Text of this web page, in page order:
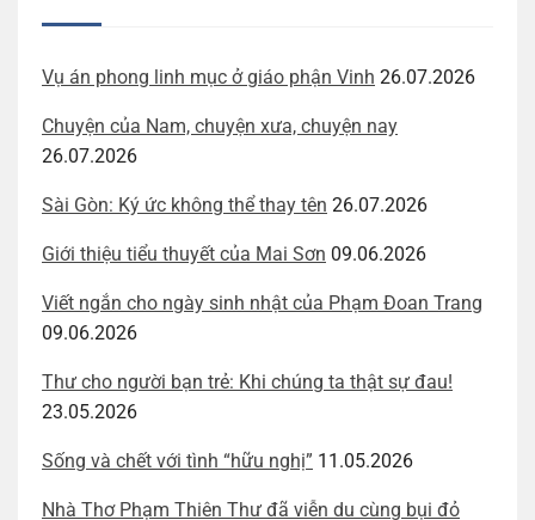
Vụ án phong linh mục ở giáo phận Vinh 26.07.2026
Chuyện của Nam, chuyện xưa, chuyện nay
26.07.2026
Sài Gòn: Ký ức không thể thay tên 26.07.2026
Giới thiệu tiểu thuyết của Mai Sơn 09.06.2026
Viết ngắn cho ngày sinh nhật của Phạm Đoan Trang
09.06.2026
Thư cho người bạn trẻ: Khi chúng ta thật sự đau!
23.05.2026
Sống và chết với tình “hữu nghị” 11.05.2026
Nhà Thơ Phạm Thiên Thư đã viễn du cùng bụi đỏ